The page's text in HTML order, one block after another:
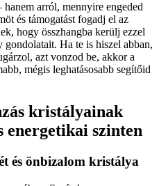
arról, mennyire engeded
és támogatást fogadj el az
hogy összhangba kerülj ezzel
gondolatait. Ha te is hiszel abban,
azt vonzod be, akkor a
mégis leghatásosabb segítőid
kristályainak
energetikai szinten
és önbizalom kristálya